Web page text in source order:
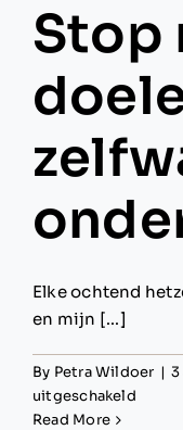
Stop
Elke ochtend
en mijn [...]
By Petra Wildoer |
uitgeschakeldvoor
Read More